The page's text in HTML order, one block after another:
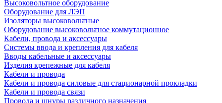
Высоковольтное оборудование
Оборудование для ЛЭП
Изоляторы высоковольтные
Оборудование высоковольтное коммутационное
Кабели, провода и аксессуары
Системы ввода и крепления для кабеля
Вводы кабельные и аксессуары
Изделия крепежные для кабеля
Кабели и провода
Кабели и провода силовые для стационарной прокладки
Кабели и провода связи
Провода и шнуры различного назначения